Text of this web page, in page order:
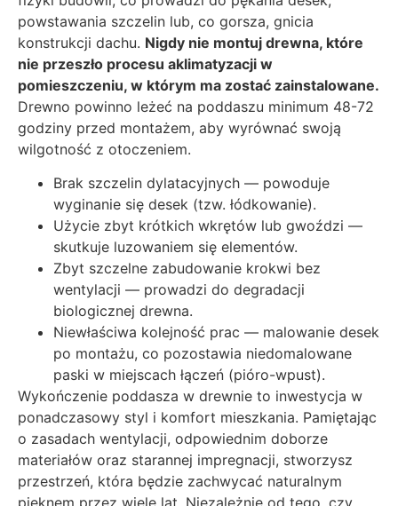
powstawania szczelin lub, co gorsza, gnicia
konstrukcji dachu. Nigdy nie montuj drewna, które
nie przeszło procesu aklimatyzacji w
pomieszczeniu, w którym ma zostać zainstalowane.
Drewno powinno leżeć na poddaszu minimum 48-72
godziny przed montażem, aby wyrównać swoją
wilgotność z otoczeniem.
Brak szczelin dylatacyjnych — powoduje
wyginanie się desek (tzw. łódkowanie).
Użycie zbyt krótkich wkrętów lub gwoździ —
skutkuje luzowaniem się elementów.
Zbyt szczelne zabudowanie krokwi bez
wentylacji — prowadzi do degradacji
biologicznej drewna.
Niewłaściwa kolejność prac — malowanie desek
po montażu, co pozostawia niedomalowane
paski w miejscach łączeń (pióro-wpust).
Wykończenie poddasza w drewnie to inwestycja w
ponadczasowy styl i komfort mieszkania. Pamiętając
o zasadach wentylacji, odpowiednim doborze
materiałów oraz starannej impregnacji, stworzysz
przestrzeń, która będzie zachwycać naturalnym